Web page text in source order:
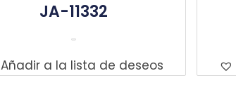
JA-11332
Añadir a la lista de deseos